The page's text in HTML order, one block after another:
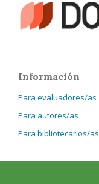
Información
Para evaluadores/as
Para autores/as
Para bibliotecarios/as